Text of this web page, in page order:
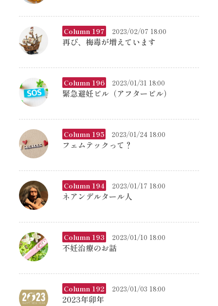
Column 197 2023/02/07 18:00
再び、梅毒が増えています
Column 196 2023/01/31 18:00
緊急避妊ピル（アフターピル）
Column 195 2023/01/24 18:00
フェムテックって？
Column 194 2023/01/17 18:00
ネアンデルタール人
Column 193 2023/01/10 18:00
不妊治療のお話
Column 192 2023/01/03 18:00
2023年卯年